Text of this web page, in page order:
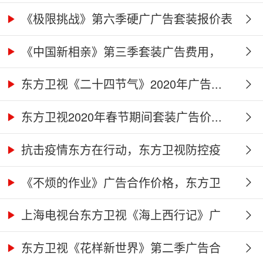
价...《极限挑战》第六季硬广广告套装报价表
《中国新相亲》第三季套装广告费用，
东...东方卫视《二十四节气》2020年广告...
东方卫视2020年春节期间套装广告价...
抗击疫情东方在行动，东方卫视防控疫
情...《不烦的作业》广告合作价格，东方卫
视...上海电视台东方卫视《海上西行记》广
告...东方卫视《花样新世界》第二季广告合